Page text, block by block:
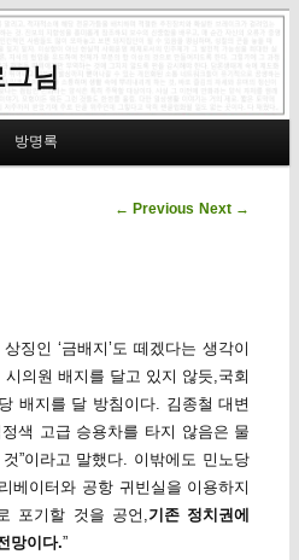
님
방명록
Post navigation
← Previous Next →
징인 ‘금배지’도 떼겠다는 생각이
의원 배지를 달고 있지 않듯,국회
배지를 달 방침이다. 김종철 대변
색 고급 승용차를 타지 않음은 물
”이라고 말했다. 이밖에도 민노당
베이터와 공항 귀빈실을 이용하지
포기할 것을 공언, 기존 정치권에
망이다.”